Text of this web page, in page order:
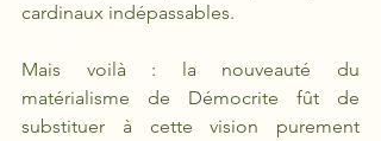
cardinaux indépassables.
Mais voilà : la nouveauté du
matérialisme de Démocrite fût de
substituer à cette vision purement